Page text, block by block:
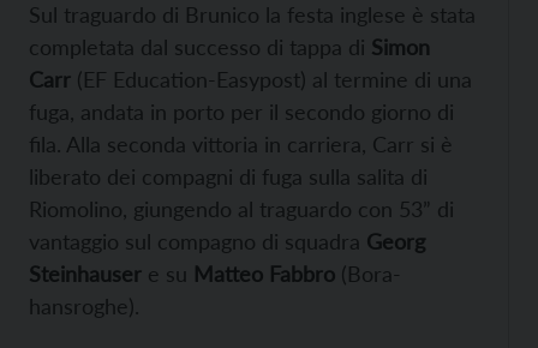
Sul traguardo di Brunico la festa inglese è stata
completata dal successo di tappa di Simon
Carr (EF Education-Easypost) al termine di una
fuga, andata in porto per il secondo giorno di
fila. Alla seconda vittoria in carriera, Carr si è
liberato dei compagni di fuga sulla salita di
Riomolino, giungendo al traguardo con 53” di
vantaggio sul compagno di squadra Georg
Steinhauser e su Matteo Fabbro (Bora-
hansroghe).